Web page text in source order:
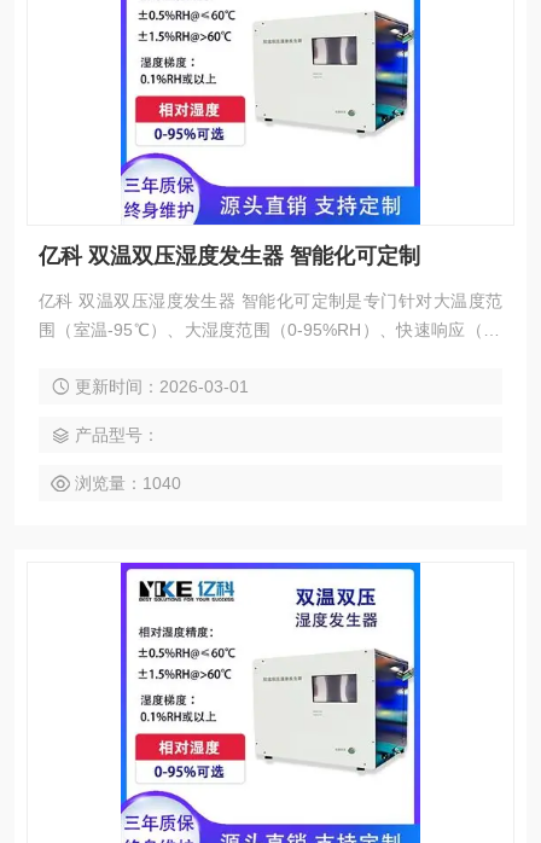
亿科 双温双压湿度发生器 智能化可定制
亿科 双温双压湿度发生器 智能化可定制是专门针对大温度范
围（室温-95℃）、大湿度范围（0-95%RH）、快速响应（10
器。它采用双温双压来发生湿度，但是在饱和器、分流控制算
更新时间：2026-03-01
产品型号：
浏览量：1040